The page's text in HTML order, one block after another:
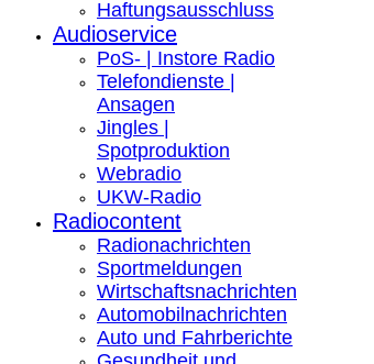
Haftungsausschluss
Audioservice
PoS- | Instore Radio
Telefondienste |
Ansagen
Jingles |
Spotproduktion
Webradio
UKW-Radio
Radiocontent
Radionachrichten
Sportmeldungen
Wirtschaftsnachrichten
Automobilnachrichten
Auto und Fahrberichte